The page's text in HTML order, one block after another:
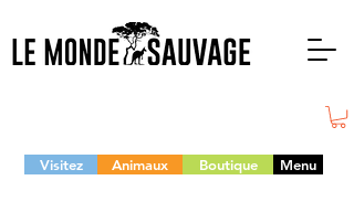
Visitez Animaux Boutique Menu